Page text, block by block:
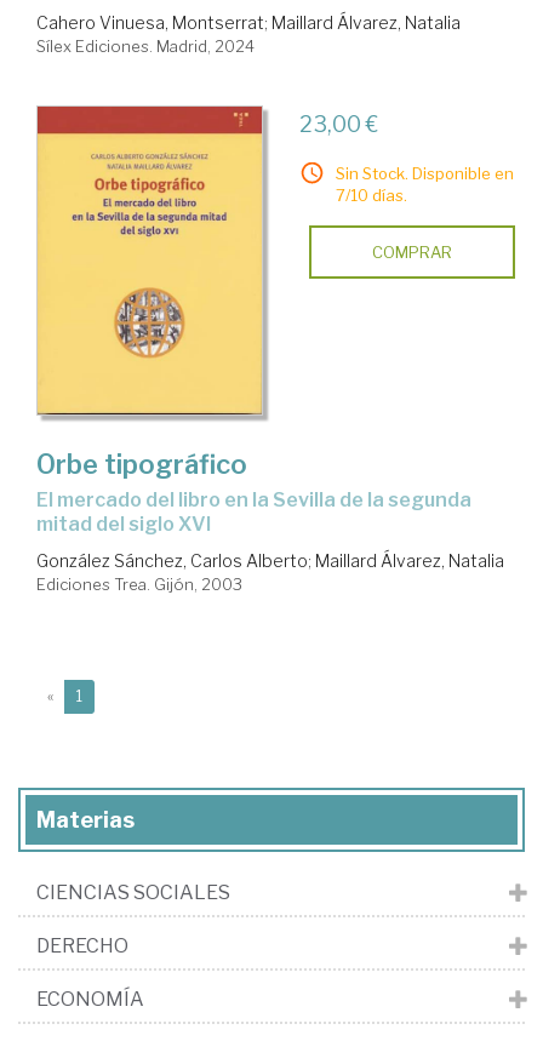
Cahero Vinuesa, Montserrat; Maillard Álvarez, Natalia
Sílex Ediciones. Madrid, 2024
23,00 €
Sin Stock. Disponible en
7/10 días.
COMPRAR
Orbe tipográfico
el mercado del libro en la Sevilla de la segunda
mitad del siglo XVI
González Sánchez, Carlos Alberto; Maillard Álvarez, Natalia
Ediciones Trea. Gijón, 2003
« 1
Materias
CIENCIAS SOCIALES
DERECHO
ECONOMÍA